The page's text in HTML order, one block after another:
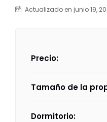
Actualizado en junio 19,
Precio:
Tamaño de la
Dormitorio: